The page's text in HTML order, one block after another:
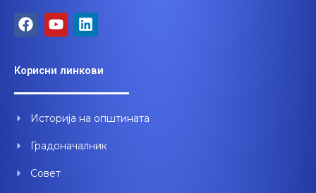
F
a
b
o
k
Y
o
u
b
L
i
e
d
n
Корисни линкови
Историја на општината
Градоначалник
Совет